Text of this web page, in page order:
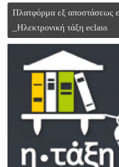
Πλατφόρμα εξ αποστάσεως
_Ηλεκτρονική τάξη eclass